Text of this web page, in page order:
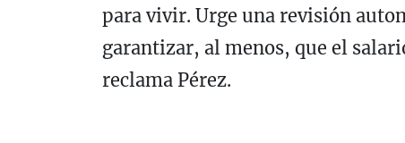
para vivir. Urge una revisión
garantizar, al menos, que el
reclama Pérez.